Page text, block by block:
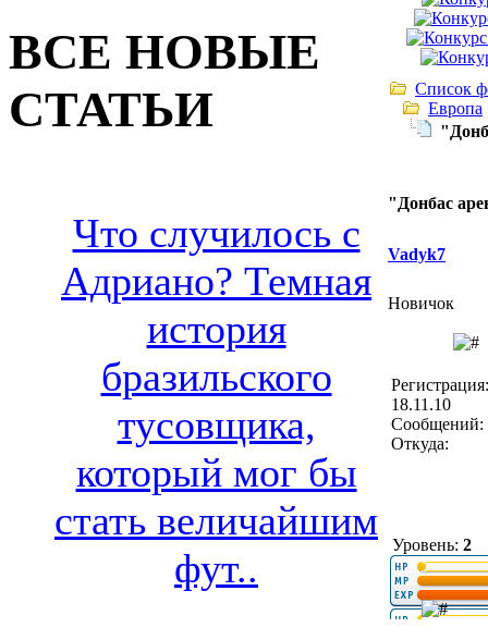
ВСЕ НОВЫЕ
СТАТЬИ
Что случилось с
Адриано? Темная
история
бразильского
тусовщика,
который мог бы
стать величайшим
фут..
Список
Европа
"Донбас
Vadyk7
Новичок
Регистрация:
18.11.10
Сообщений:
Откуда:
Уровень: 2